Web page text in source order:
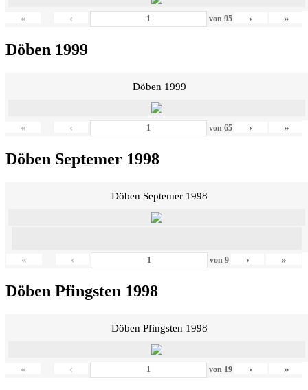
« ‹ von 95 › »
Döben 1999
Döben 1999
« ‹ von 65 › »
Döben Septemer 1998
Döben Septemer 1998
« ‹ von9 › »
Döben Pfingsten 1998
Döben Pfingsten 1998
« ‹ von 19 › »